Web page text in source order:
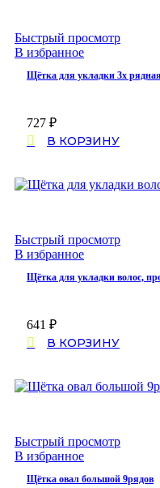
Быстрый просмотр
В избранное
Щётка для укладки 3х рядная
727 ₽
В КОРЗИНУ
Быстрый просмотр
В избранное
Щётка для укладки волос,
641 ₽
В КОРЗИНУ
Быстрый просмотр
В избранное
Щётка овал большой 9рядов